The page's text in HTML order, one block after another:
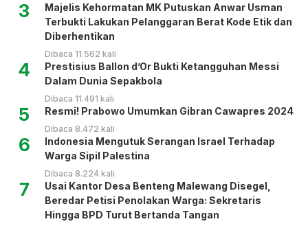
3
Majelis Kehormatan MK Putuskan Anwar Usman
Terbukti Lakukan Pelanggaran Berat Kode Etik dan
Diberhentikan
Dibaca 11.562 kali
4
Prestisius Ballon d’Or Bukti Ketangguhan Messi
Dalam Dunia Sepakbola
Dibaca 11.491 kali
5 Resmi! Prabowo Umumkan Gibran Cawapres 2024
Dibaca 8.472 kali
6
Indonesia Mengutuk Serangan Israel Terhadap
Warga Sipil Palestina
Dibaca 8.224 kali
7
Usai Kantor Desa Benteng Malewang Disegel,
Beredar Petisi Penolakan Warga: Sekretaris
Hingga BPD Turut Bertanda Tangan